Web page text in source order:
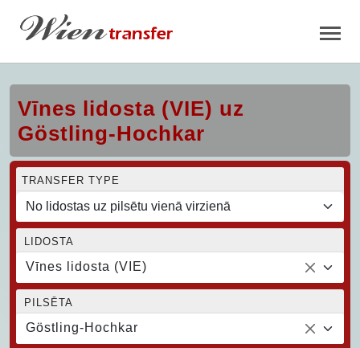
Vīnes lidosta (VIE) uz
Göstling-Hochkar
TRANSFER TYPE
LIDOSTA
Vīnes lidosta (VIE)
PILSĒTA
Göstling-Hochkar